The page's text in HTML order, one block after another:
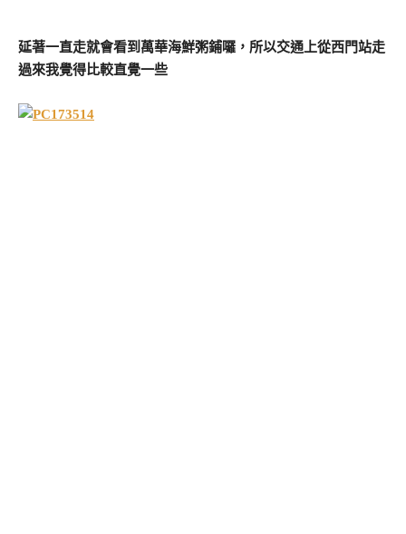
延著一直走就會看到萬華海鮮粥鋪囉，所以交通上從西門站走
過來我覺得比較直覺一些